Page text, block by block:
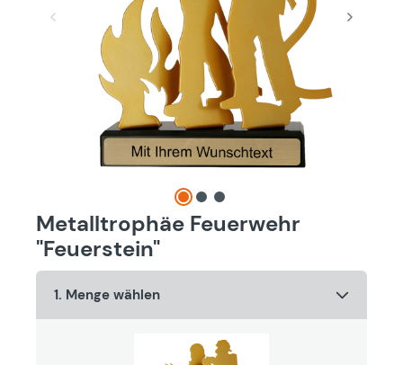
Metalltrophäe Feuerwehr
"Feuerstein"
1. Menge wählen